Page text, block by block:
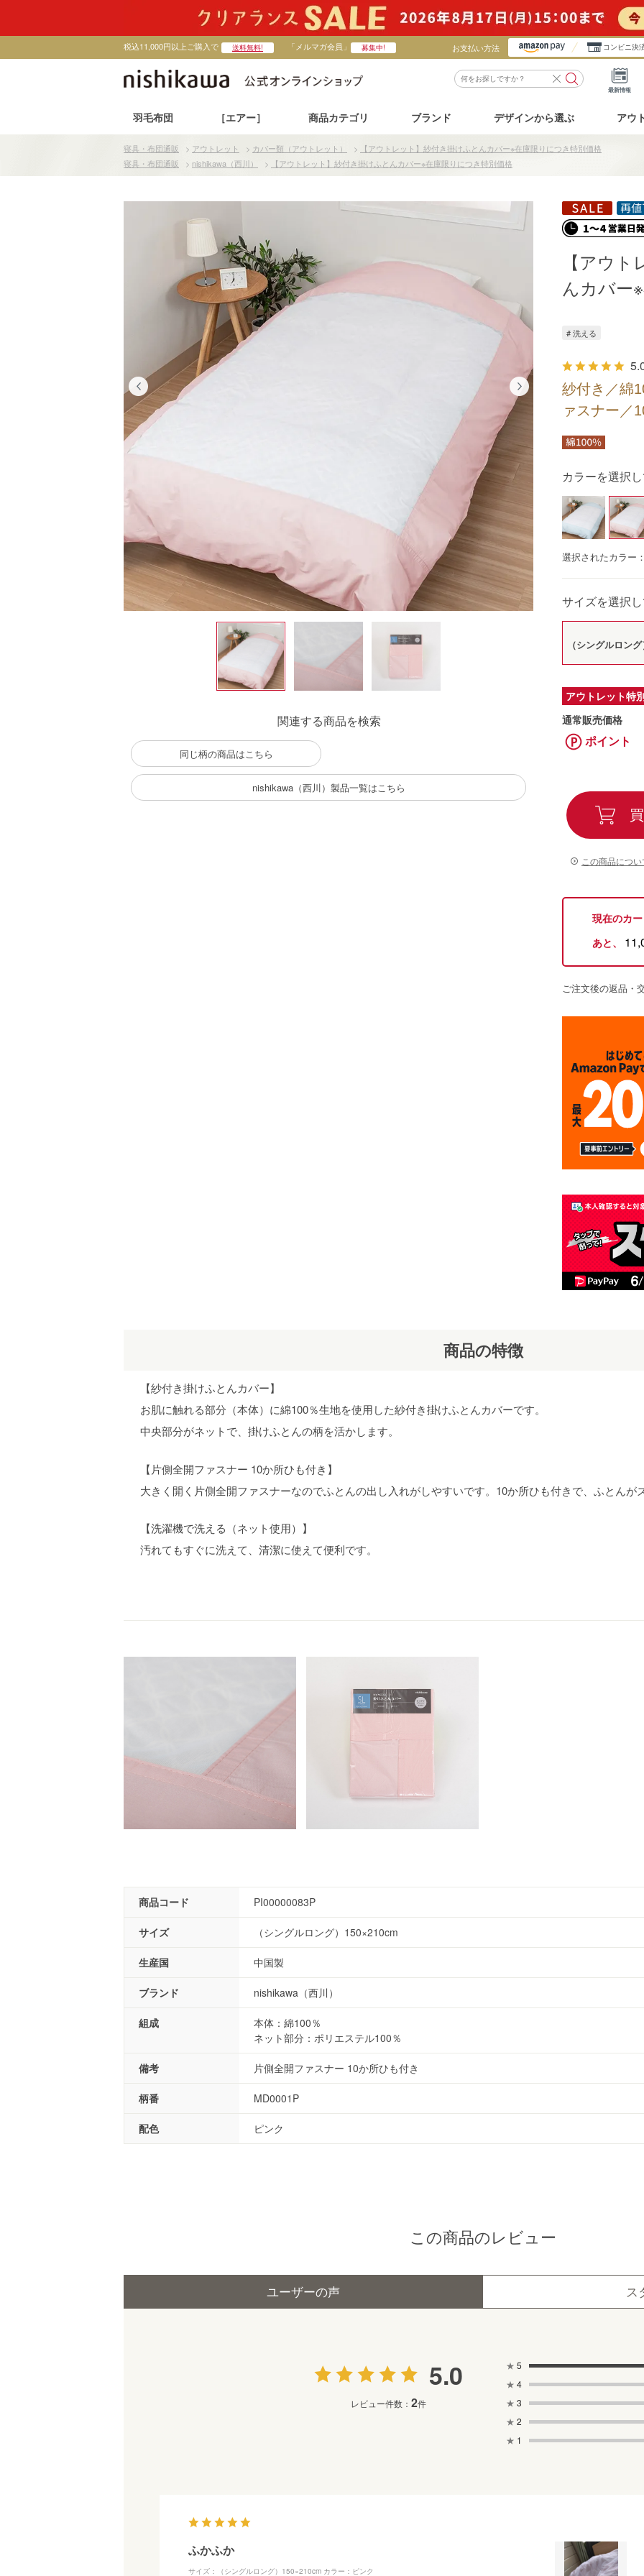
税込11,000円以上ご購入で 送料無料! 「メルマガ会員」 募集中! お支払い方法 コンビニ決
最新情報
羽毛布団 ［エアー］ 商品カテゴリ ブランド デザインから選ぶ アウ
寝具・布団通販 > アウトレット > カバー類（アウトレット） >
【アウトレット】紗付き掛けふとんカバー※在庫限りにつき特別価格
寝具・布団通販
> nishikawa（西川） > 【アウトレット】紗付き掛けふとんカバー※在庫限りにつき特別価格
関連する商品を検索
同じ柄の商品はこちら
nishikawa（西川）製品一覧はこちら
紗付き／綿
ァスナー／
【アウ
んカバー
# 洗える
アウトレット特
通常販売価格
ポイント
現在のカ
あと、
カラーを選択
選択されたカラー
サイズを選択
（シングルロン
この商品につ
ご注文後の返品・
商品の特徴
【紗付き掛けふとんカバー】
お肌に触れる部分（本体）に綿100％生地を使用した紗付き掛けふとんカバーです。
中央部分がネットで、掛けふとんの柄を活かします。
【片側全開ファスナー 10か所ひも付き】
大きく開く片側全開ファスナーなのでふとんの出し入れがしやすいです。10か所ひも付きで、ふとんが
【洗濯機で洗える（ネット使用）】
汚れてもすぐに洗えて、清潔に使えて便利です。
商品コード PI00000083P
サイズ （シングルロング）150×210cm
生産国 中国製
ブランド nishikawa（西川）
組成
本体：綿100％
ネット部分：ポリエステル100％
備考 片側全開ファスナー 10か所ひも付き
柄番 MD0001P
配色 ピンク
この商品のレビュー
ユーザーの声 ス
5.0
レビュー件数： 2件
★ 5
★ 4
★ 3
★ 2
★ 1
ふかふか
サイズ：（シングルロング）150×210cm カラー：ピンク